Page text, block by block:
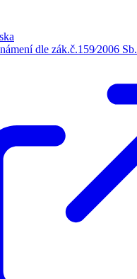
dle zák.č.159⁄2006 Sb.